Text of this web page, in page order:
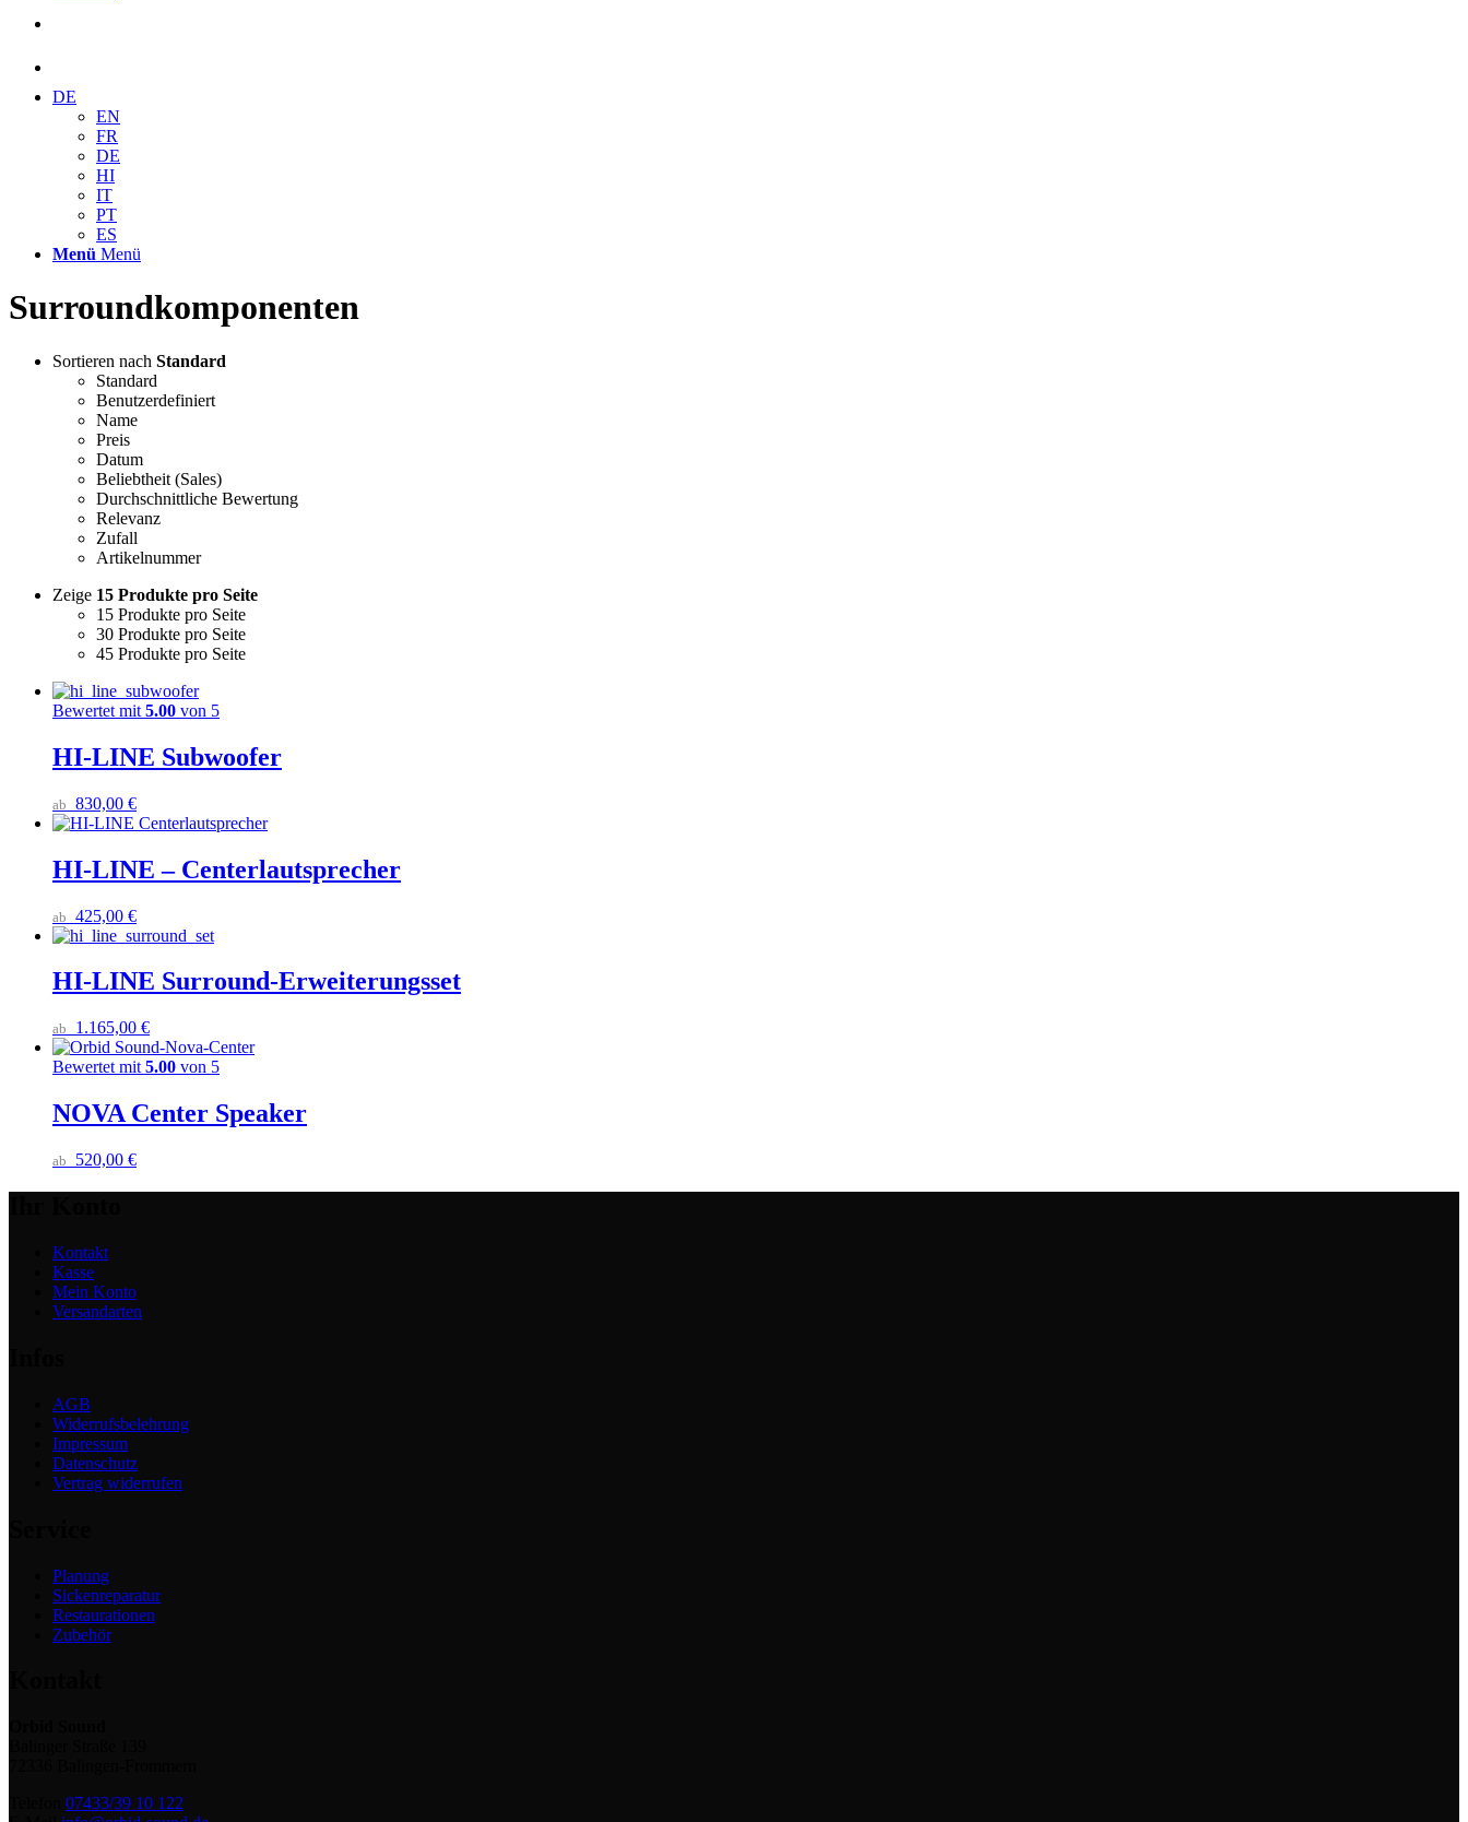
DE
EN
FR
DE
HI
IT
PT
ES
Menü Menü
Surroundkomponenten
Sortieren nach Standard
Standard
Benutzerdefiniert
Name
Preis
Datum
Beliebtheit (Sales)
Durchschnittliche Bewertung
Relevanz
Zufall
Artikelnummer
Zeige 15 Produkte pro Seite
15 Produkte pro Seite
30 Produkte pro Seite
45 Produkte pro Seite
Bewertet mit 5.00 von 5
HI-LINE Subwoofer
ab 830,00 €
HI-LINE – Centerlautsprecher
ab 425,00 €
HI-LINE Surround-Erweiterungsset
ab 1.165,00 €
Bewertet mit 5.00 von 5
NOVA Center Speaker
ab 520,00 €
Kontakt
Kasse
Mein Konto
Versandarten
AGB
Widerrufsbelehrung
Impressum
Datenschutz
Vertrag widerrufen
Planung
Sickenreparatur
Restaurationen
Zubehör
07433/39 10 122